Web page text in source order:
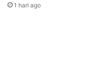
1 hari ago